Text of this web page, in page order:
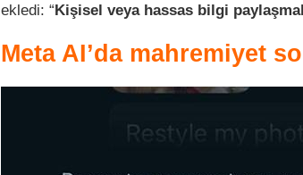
ekledi: “Kişisel veya hassas bilgi
Meta AI’da mahremiyet